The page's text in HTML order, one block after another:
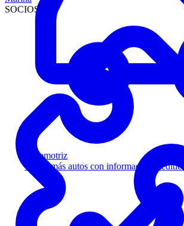
Automotriz
Venda más autos con información crediticia
SOCIOS